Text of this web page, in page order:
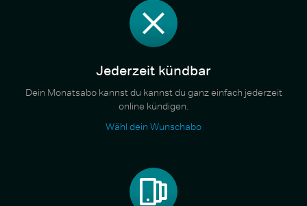
Jederzeit kündbar
Dein Monatsabo kannst du kannst du ganz einfach jederzeit
online kündigen.
Wähl dein Wunschabo